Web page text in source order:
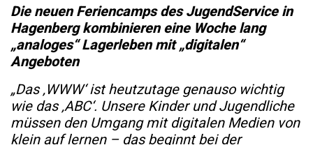
Die neuen Feriencamps des JugendService in
Hagenberg kombinieren eine Woche lang
„analoges“ Lagerleben mit „digitalen“
Angeboten
„Das ‚WWW‘ ist heutzutage genauso wichtig
wie das ‚ABC‘. Unsere Kinder und Jugendliche
müssen den Umgang mit digitalen Medien von
klein auf lernen – das beginnt bei der